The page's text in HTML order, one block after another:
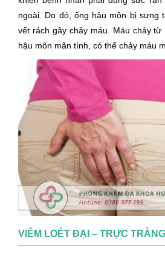
ngoài. Do đó, ống hậu môn bị sưng
vết rách gây chảy máu. Máu chảy
hậu môn mãn tính, có thể chảy máu
VIÊM LOÉT ĐẠI – TRỰC TRÀNG